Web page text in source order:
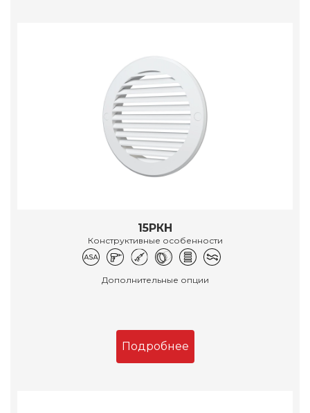
15РКН
Конструктивные особенности
Дополнительные опции
Подробнее